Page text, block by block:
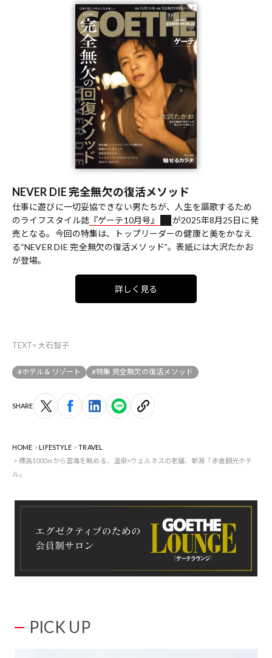
NEVER DIE 完全無欠の復活メソッド
仕事に遊びに一切妥協できない男たちが、人生を謳歌するため
のライフスタイル誌 『ゲーテ10月号』
が2025年8月25日に発
売となる。今回の特集は、トップリーダーの健康と美をかなえ
る“NEVER DIE 完全無欠の復活メソッド”。表紙には大沢たかお
が登場。
詳しく見る
TEXT=大石智子
#ホテル＆リゾート #特集 完全無欠の復活メソッド
SHARE
HOME LIFESTYLE
TRAVEL
標高1000mから雲海を眺める、温泉×ウェルネスの老舗、新潟「赤倉観光ホテ
ル」
PICK UP